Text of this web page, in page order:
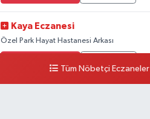
Kaya Eczanesi
Özel Park Hayat Hastanesi Arkası
Tüm Nöbetçi Eczaneler